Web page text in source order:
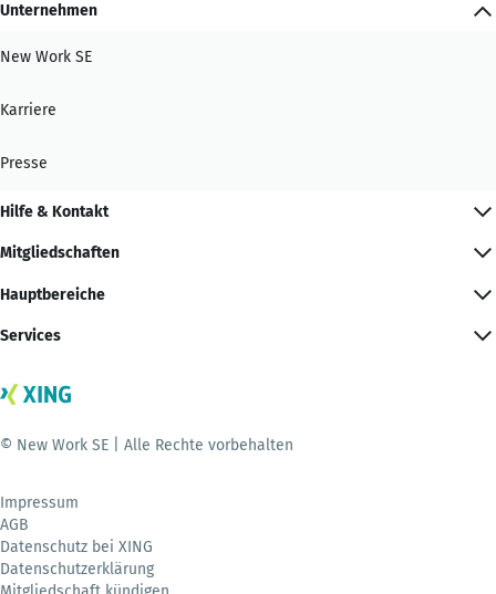
Unternehmen
New Work SE
Karriere
Presse
Hilfe & Kontakt
Mitgliedschaften
Hauptbereiche
Services
© New Work SE | Alle Rechte vorbehalten
Impressum
AGB
Datenschutz bei XING
Datenschutzerklärung